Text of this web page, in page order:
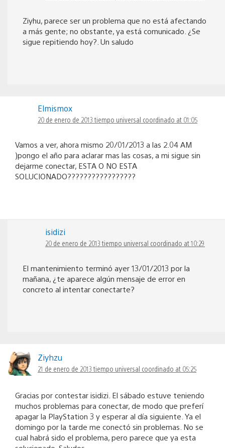
Ziyhu, parece ser un problema que no está afectando
a más gente; no obstante, ya está comunicado. ¿Se
sigue repitiendo hoy?. Un saludo
Elmismox
20 de enero de 2013 tiempo universal coordinado at 01:05
Vamos a ver, ahora mismo 20/01/2013 a las 2.04 AM
)pongo el año para aclarar mas las cosas, a mi sigue sin
dejarme conectar, ESTA O NO ESTA
SOLUCIONADO?????????????????
isidizi
20 de enero de 2013 tiempo universal coordinado at 10:29
El mantenimiento terminó ayer 13/01/2013 por la
mañana, ¿te aparece algún mensaje de error en
concreto al intentar conectarte?
Ziyhzu
21 de enero de 2013 tiempo universal coordinado at 05:25
Gracias por contestar isidizi. El sábado estuve teniendo
muchos problemas para conectar, de modo que preferí
apagar la PlayStation 3 y esperar al día siguiente. Ya el
domingo por la tarde me conectó sin problemas. No se
cual habrá sido el problema, pero parece que ya esta